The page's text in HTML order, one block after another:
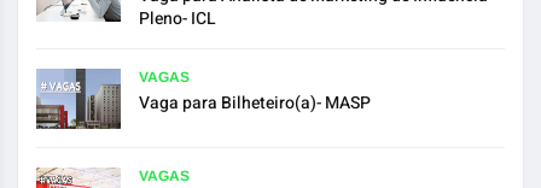
Pleno- ICL
VAGAS
Vaga para Bilheteiro(a)- MASP
VAGAS